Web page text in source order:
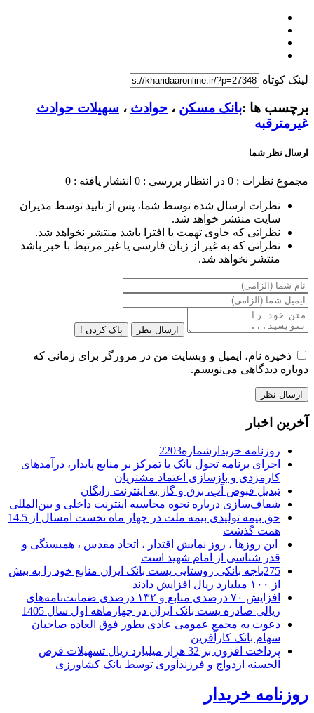
لینک کوتاه
برچسب ها :بانک مسکن ، حوادث ، سهیلات حوادث
غیرمترقبه
ارسال نظر شما
مجموع نظرات : 0 در انتظار بررسی : 0 انتشار یافته : 0
نظرات ارسال شده توسط شما، پس از تایید توسط مدیران
سایت منتشر خواهد شد.
نظراتی که حاوی تهمت یا افترا باشد منتشر نخواهد شد.
نظراتی که به غیر از زبان فارسی یا غیر مرتبط با خبر باشد
منتشر نخواهد شد.
ارسال نظر پاک کردن !
ذخیره نام، ایمیل و وبسایت من در مرورگر برای زمانی که
دوباره دیدگاهی می‌نویسم.
آخرین اخبار
روزنامه خریدارشماره2203
اجرای برنامه تحول بانک با تمرکز بر منابع پایدار، درآمدهای
کارمزدی و بازسازی اعتماد مشتریان
تبدیل قبوض آب، برق و گاز به اینترنت رایگان
شفاف‌سازی درباره نحوه محاسبه اینترنت داخلی و بین‌المللی
حق بیمه تولیدی بیمه ملت در چهار ماه نخست امسال از 14.5
همت گذشت
این روزها ، روز نمایش اقتدار ، اتحاد مقدس ، همبستگی و
قدر شناسی از امام شهید است
275باجه بانکی روستایی پست بانک ایران منابع خود را به بیش
از ۱۰۰ میلیارد ریال افزایش دادند
افزایش ۷۰ درصدی منابع و ۱۳۲ درصدی ضمانت‌نامه‌های
ریالی صادره پست بانک ایران در چهارماهه اول سال 1405
دعوت به مجمع عمومی عادی بطور فوق العاده صاحبان
سهام بانک کارآفرین
پرداخت افزون بر 32 هزار میلیارد ریال تسهیلات قرض
الحسنه ازدواج و فرزندآوری توسط بانک کشاورزی
روزنامه خریدار